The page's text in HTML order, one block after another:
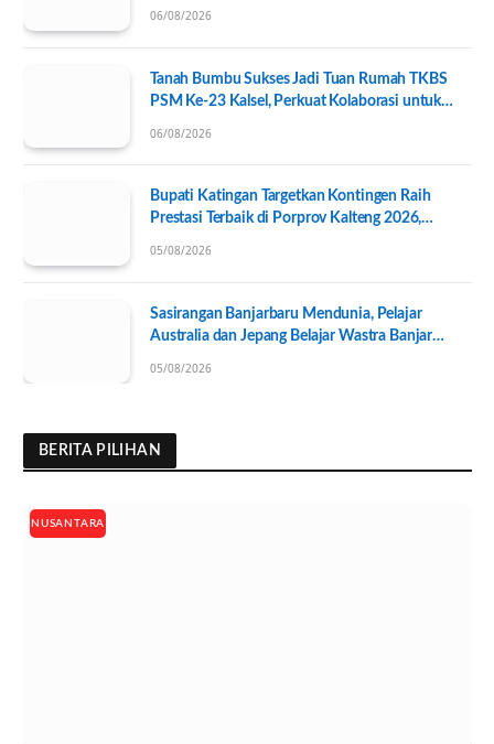
06/08/2026
Tanah Bumbu Sukses Jadi Tuan Rumah TKBS
PSM Ke-23 Kalsel, Perkuat Kolaborasi untuk
06/08/2026
Bupati Katingan Targetkan Kontingen Raih
Prestasi Terbaik di Porprov Kalteng 2026,
05/08/2026
Sasirangan Banjarbaru Mendunia, Pelajar
Australia dan Jepang Belajar Wastra Banjar
05/08/2026
BERITA PILIHAN
NUSANTARA